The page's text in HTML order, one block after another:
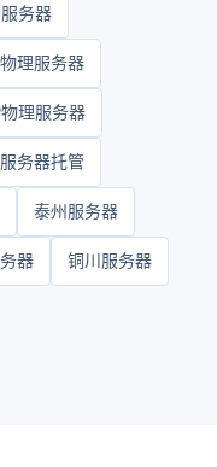
务器
理服务器
理服务器
务器托管
泰州服务器
器 铜川服务器